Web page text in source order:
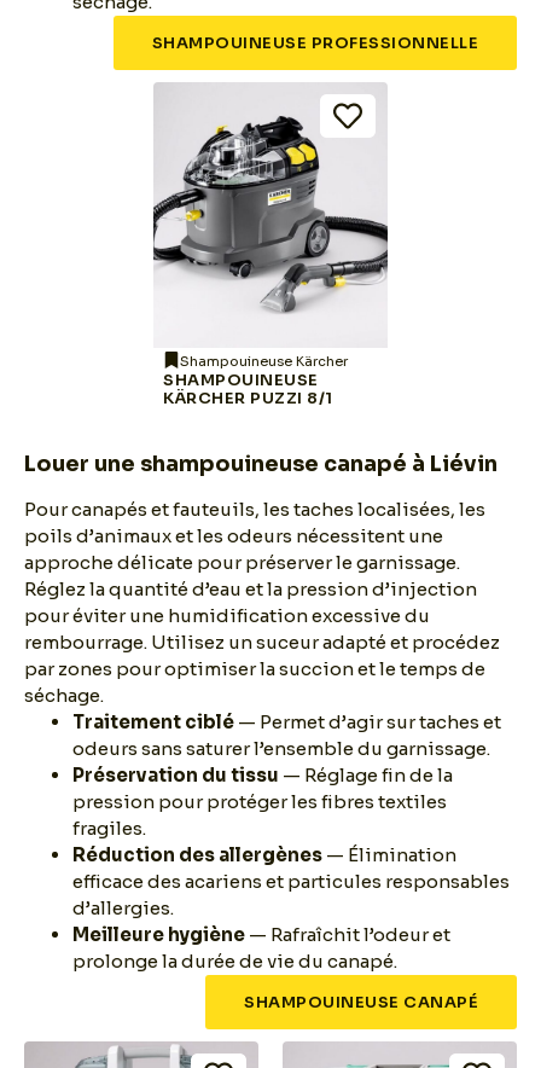
SHAMPOUINEUSE PROFESSIONNELLE
Shampouineuse Kärcher
SHAMPOUINEUSE
KÄRCHER PUZZI 8/1
Louer une shampouineuse canapé à Liévin
Pour canapés et fauteuils, les taches localisées, les
poils d’animaux et les odeurs nécessitent une
approche délicate pour préserver le garnissage.
Réglez la quantité d’eau et la pression d’injection
pour éviter une humidification excessive du
rembourrage. Utilisez un suceur adapté et procédez
par zones pour optimiser la succion et le temps de
séchage.
Traitement ciblé — Permet d’agir sur taches et
odeurs sans saturer l’ensemble du garnissage.
Préservation du tissu — Réglage fin de la
pression pour protéger les fibres textiles
fragiles.
Réduction des allergènes — Élimination
efficace des acariens et particules responsables
d’allergies.
Meilleure hygiène — Rafraîchit l’odeur et
prolonge la durée de vie du canapé.
SHAMPOUINEUSE CANAPÉ